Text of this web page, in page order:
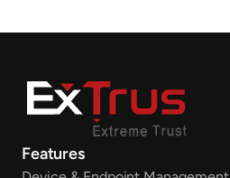
Features